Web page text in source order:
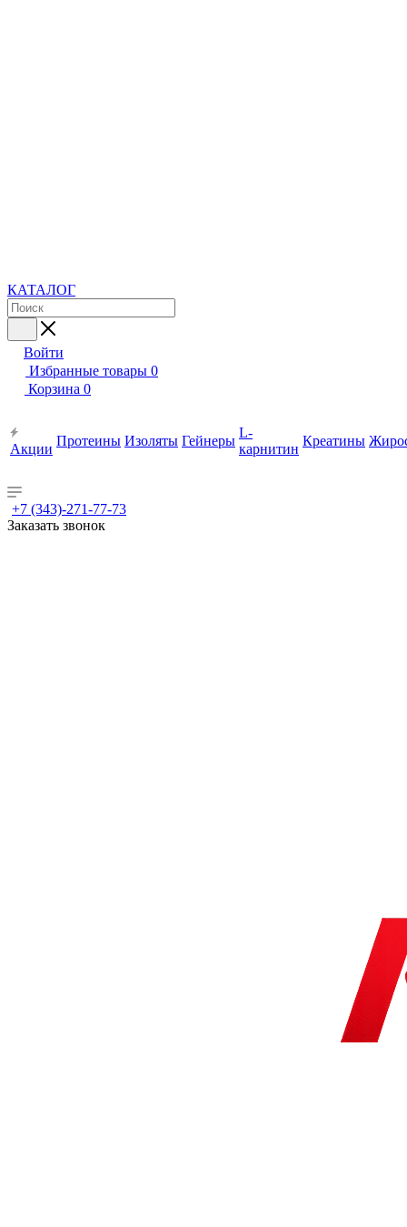
КАТАЛОГ
Войти
Избранные товары 0
Корзина 0
Акции
Протеины Изоляты Гейнеры
L-
карнитин
Креатины
+7 (343)-271-77-73
Заказать звонок